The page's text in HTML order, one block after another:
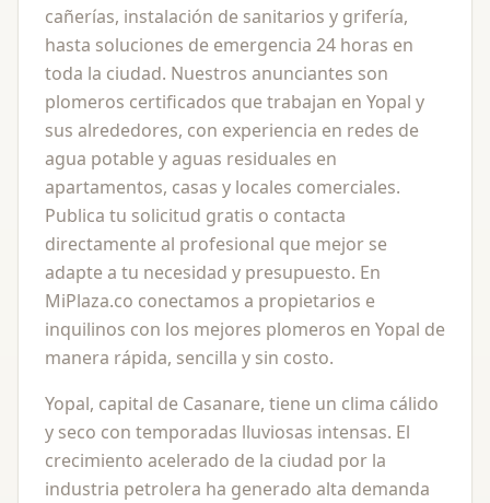
cañerías, instalación de sanitarios y grifería,
hasta soluciones de emergencia 24 horas en
toda la ciudad. Nuestros anunciantes son
plomeros certificados que trabajan en Yopal y
sus alrededores, con experiencia en redes de
agua potable y aguas residuales en
apartamentos, casas y locales comerciales.
Publica tu solicitud gratis o contacta
directamente al profesional que mejor se
adapte a tu necesidad y presupuesto. En
MiPlaza.co conectamos a propietarios e
inquilinos con los mejores plomeros en Yopal de
manera rápida, sencilla y sin costo.
Yopal, capital de Casanare, tiene un clima cálido
y seco con temporadas lluviosas intensas. El
crecimiento acelerado de la ciudad por la
industria petrolera ha generado alta demanda